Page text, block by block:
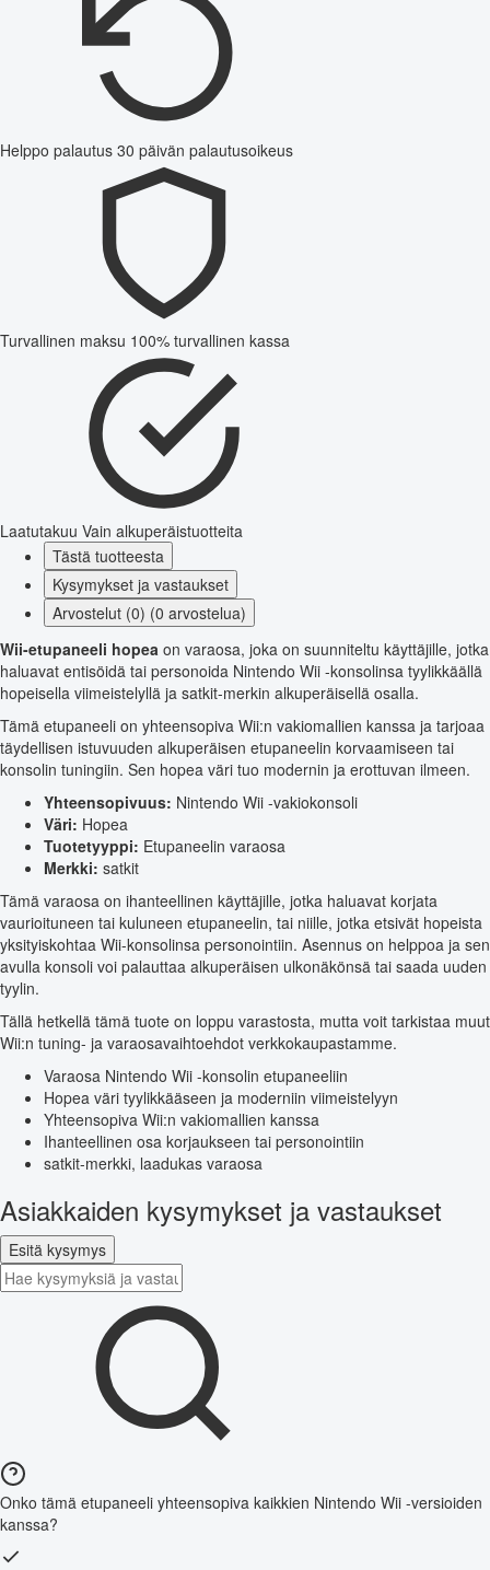
Helppo palautus 30 päivän palautusoikeus
Turvallinen maksu 100% turvallinen kassa
Laatutakuu Vain alkuperäistuotteita
Tästä tuotteesta
Kysymykset ja vastaukset
Arvostelut (0) (0 arvostelua)
Wii-etupaneeli hopea on varaosa, joka on suunniteltu käyttäjille, jotka
haluavat entisöidä tai personoida Nintendo Wii -konsolinsa tyylikkäällä
hopeisella viimeistelyllä ja satkit-merkin alkuperäisellä osalla.
Tämä etupaneeli on yhteensopiva Wii:n vakiomallien kanssa ja tarjoaa
täydellisen istuvuuden alkuperäisen etupaneelin korvaamiseen tai
konsolin tuningiin. Sen hopea väri tuo modernin ja erottuvan ilmeen.
Yhteensopivuus: Nintendo Wii -vakiokonsoli
Väri: Hopea
Tuotetyyppi: Etupaneelin varaosa
Merkki: satkit
Tämä varaosa on ihanteellinen käyttäjille, jotka haluavat korjata
vaurioituneen tai kuluneen etupaneelin, tai niille, jotka etsivät hopeista
yksityiskohtaa Wii-konsolinsa personointiin. Asennus on helppoa ja sen
avulla konsoli voi palauttaa alkuperäisen ulkonäkönsä tai saada uuden
tyylin.
Tällä hetkellä tämä tuote on loppu varastosta, mutta voit tarkistaa muut
Wii:n tuning- ja varaosavaihtoehdot verkkokaupastamme.
Varaosa Nintendo Wii -konsolin etupaneeliin
Hopea väri tyylikkääseen ja moderniin viimeistelyyn
Yhteensopiva Wii:n vakiomallien kanssa
Ihanteellinen osa korjaukseen tai personointiin
satkit-merkki, laadukas varaosa
Asiakkaiden kysymykset ja vastaukset
Esitä kysymys
Onko tämä etupaneeli yhteensopiva kaikkien Nintendo Wii -versioiden
kanssa?